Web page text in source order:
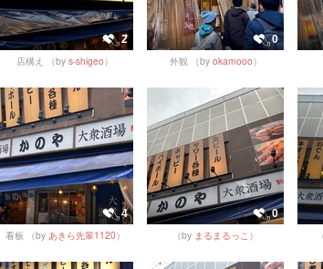
2
店構え （by s-shigeo）
0
外観 （by okamooo）
4
看板 （by あきら先輩1120）
0
（by まるまるっこ ）